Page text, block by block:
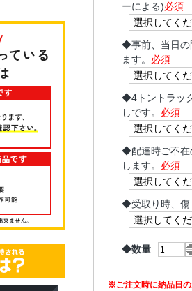
ーによる)必須
◆事前、当日
ます。 必須
◆4トントラッ
しです。 必須
◆配達時ご不
します。 必須
◆受取り時、
◆数量
※ご注文時に納品日